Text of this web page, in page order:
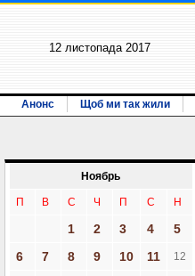
12 листопада 2017
Анонс Щоб ми так жили
Ноябрь
П В С Ч П С Н
1 2 3 4
5
6
7 8 9 10 11 12